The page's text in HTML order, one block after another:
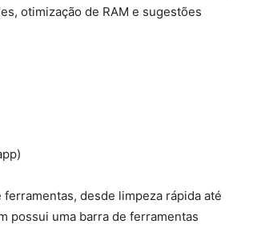
otimização de RAM e sugestões
desde limpeza rápida até
possui uma barra de ferramentas